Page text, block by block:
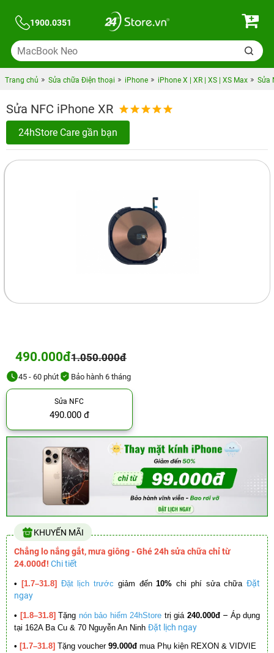
1900.0351
Trang chủ Sửa chữa Điện thoại iPhone iPhone X | XR | XS | XS Max Sửa
Sửa NFC iPhone XR
24hStore Care gần bạn
490.000đ1.050.000đ
45 - 60 phút Bảo hành 6 tháng
Sửa NFC
490.000 đ
KHUYẾN MÃI
Chẳng lo nắng gắt, mưa giông - Ghé 24h sửa chữa chỉ từ
24.000đ! Chi tiết
• [1.7–31.8] Đặt lịch trước giảm đến10% chi phí sửa chữa Đặt
ngay
• [1.8–31.8] Tặng nón bảo hiểm 24hStore trị giá 240.000đ – Áp dụng
tại 162A Ba Cu & 70 Nguyễn An Ninh Đặt lịch ngay
• [1.7–31.8] Tặng voucher 99.000đ mua Phụ kiện REXON & VIDVIE